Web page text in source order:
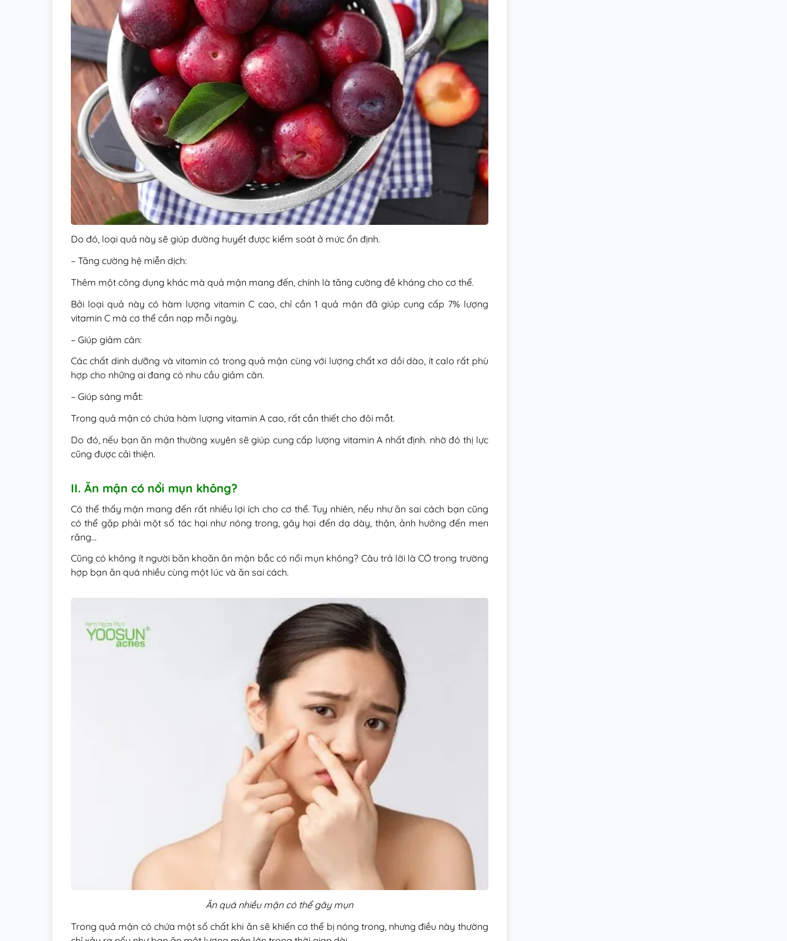
Do đó, loại quả này sẽ giúp đường huyết được kiểm soát ở mức ổn định.
– Tăng cường hệ miễn dịch:
Thêm một công dụng khác mà quả mận mang đến, chính là tăng cường đề kháng cho cơ thể.
Bởi loại quả này có hàm lượng vitamin C cao, chỉ cần 1 quả mận đã giúp cung cấp 7% lượng
vitamin C mà cơ thể cần nạp mỗi ngày.
– Giúp giảm cân:
Các chất dinh dưỡng và vitamin có trong quả mận cùng với lượng chất xơ dồi dào, ít calo rất phù
hợp cho những ai đang có nhu cầu giảm cân.
– Giúp sáng mắt:
Trong quả mận có chứa hàm lượng vitamin A cao, rất cần thiết cho đôi mắt.
Do đó, nếu bạn ăn mận thường xuyên sẽ giúp cung cấp lượng vitamin A nhất định. nhờ đó thị lực
cũng được cải thiện.
II. Ăn mận có nổi mụn không?
Có thể thấy mận mang đến rất nhiều lợi ích cho cơ thể. Tuy nhiên, nếu như ăn sai cách bạn cũng
có thể gặp phải một số tác hại như nóng trong, gây hại đến dạ dày, thận, ảnh hưởng đến men
răng…
Cũng có không ít người băn khoăn ăn mận bắc có nổi mụn không? Câu trả lời là CÓ trong trường
hợp bạn ăn quá nhiều cùng một lúc và ăn sai cách.
Ăn quá nhiều mận có thể gây mụn
Trong quả mận có chứa một số chất khi ăn sẽ khiến cơ thể bị nóng trong, nhưng điều này thường